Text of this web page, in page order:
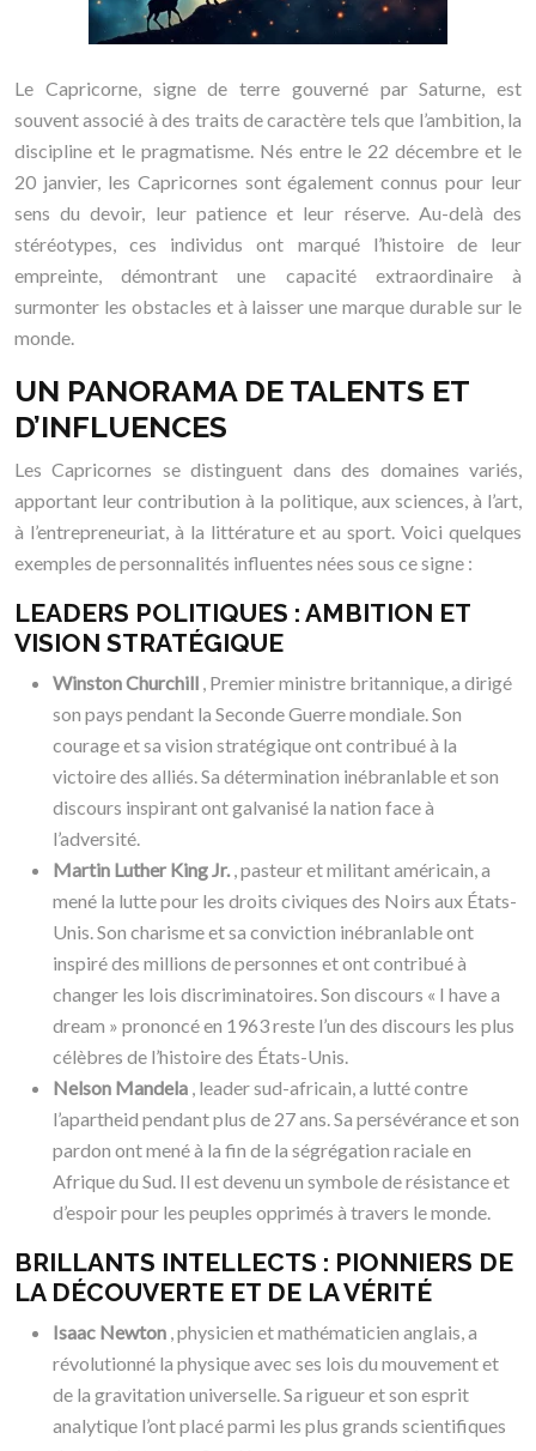
Le Capricorne, signe de terre gouverné par Saturne, est
souvent associé à des traits de caractère tels que l’ambition, la
discipline et le pragmatisme. Nés entre le 22 décembre et le
20 janvier, les Capricornes sont également connus pour leur
sens du devoir, leur patience et leur réserve. Au-delà des
stéréotypes, ces individus ont marqué l’histoire de leur
empreinte, démontrant une capacité extraordinaire à
surmonter les obstacles et à laisser une marque durable sur le
monde.
UN PANORAMA DE TALENTS ET
D’INFLUENCES
Les Capricornes se distinguent dans des domaines variés,
apportant leur contribution à la politique, aux sciences, à l’art,
à l’entrepreneuriat, à la littérature et au sport. Voici quelques
exemples de personnalités influentes nées sous ce signe :
LEADERS POLITIQUES : AMBITION ET
VISION STRATÉGIQUE
Winston Churchill , Premier ministre britannique, a dirigé
son pays pendant la Seconde Guerre mondiale. Son
courage et sa vision stratégique ont contribué à la
victoire des alliés. Sa détermination inébranlable et son
discours inspirant ont galvanisé la nation face à
l’adversité.
Martin Luther King Jr., pasteur et militant américain, a
mené la lutte pour les droits civiques des Noirs aux États-
Unis. Son charisme et sa conviction inébranlable ont
inspiré des millions de personnes et ont contribué à
changer les lois discriminatoires. Son discours « I have a
dream » prononcé en 1963 reste l’un des discours les plus
célèbres de l’histoire des États-Unis.
Nelson Mandela , leader sud-africain, a lutté contre
l’apartheid pendant plus de 27 ans. Sa persévérance et son
pardon ont mené à la fin de la ségrégation raciale en
Afrique du Sud. Il est devenu un symbole de résistance et
d’espoir pour les peuples opprimés à travers le monde.
BRILLANTS INTELLECTS : PIONNIERS DE
LA DÉCOUVERTE ET DE LA VÉRITÉ
Isaac Newton , physicien et mathématicien anglais, a
révolutionné la physique avec ses lois du mouvement et
de la gravitation universelle. Sa rigueur et son esprit
analytique l’ont placé parmi les plus grands scientifiques